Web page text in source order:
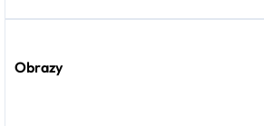
Obrazy